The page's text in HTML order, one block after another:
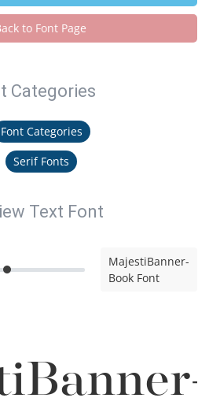
to Font Page
Categories
Font Categories
Serif Fonts
Text Font
MajestiBanner-
Book Font